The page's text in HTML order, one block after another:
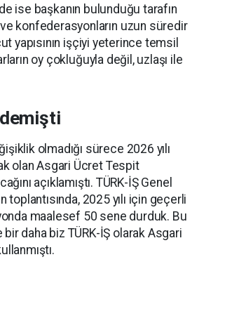
ise başkanın bulunduğu tarafın
konfederasyonların uzun süredir
işçiyi yeterince temsil
oy çokluğuyla değil, uzlaşı ile
olmadığı sürece 2026 yılı
olan Asgari Ücret Tespit
açıklamıştı. TÜRK-İŞ Genel
toplantısında, 2025 yılı için geçerli
maalesef 50 sene durduk. Bu
daha biz TÜRK-İŞ olarak Asgari